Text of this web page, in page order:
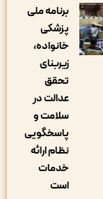
برنامه ملی
پزشکی
خانواده،
عدالت در
سلامت و
پاسخگویی
نظام ارائه